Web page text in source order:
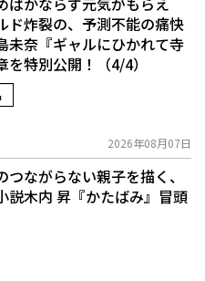
炸裂の、予測不能の痛快
奈『ギャルにひかれて寺
特別公開！（4/4）
2026年08月07日
つながらない親子を描く、
――木内 昇『かたばみ』冒頭